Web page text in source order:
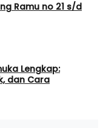
Ramu no 21 s/d
Lengkap:
dan Cara